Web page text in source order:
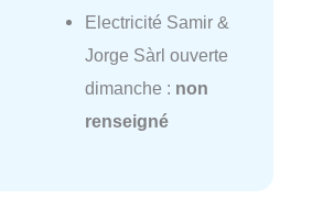
Electricité Samir &
Jorge Sàrl ouverte
dimanche : non
renseigné